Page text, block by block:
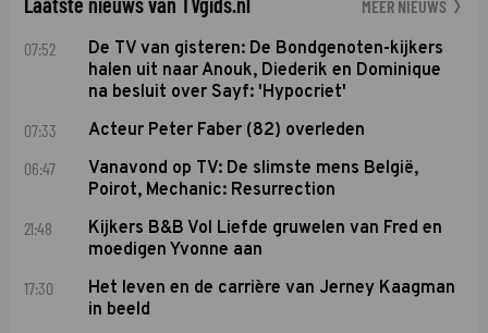
MEER NIEUWS
07:52
De TV van gisteren: De Bondgenoten-kijkers
halen uit naar Anouk, Diederik en Dominique
na besluit over Sayf: 'Hypocriet'
07:33 Acteur Peter Faber (82) overleden
06:47
Vanavond op TV: De slimste mens België,
Poirot, Mechanic: Resurrection
21:48
Kijkers B&B Vol Liefde gruwelen van Fred en
moedigen Yvonne aan
17:30
Het leven en de carrière van Jerney Kaagman
in beeld